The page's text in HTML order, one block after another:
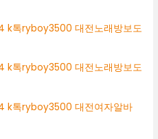
k톡ryboy3500 대전노래방보도
k톡ryboy3500 대전노래방보도
k톡ryboy3500 대전여자알바